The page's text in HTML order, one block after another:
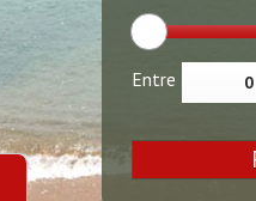
Entre